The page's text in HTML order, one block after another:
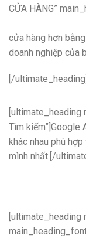
CỬA HÀNG”
cửa hàng hơn
doanh nghiệp của
[/ultimate_heading]
[ultimate_heading
Tìm kiếm”]Google
khác nhau phù
mình nhất.[/
[ultimate_heading